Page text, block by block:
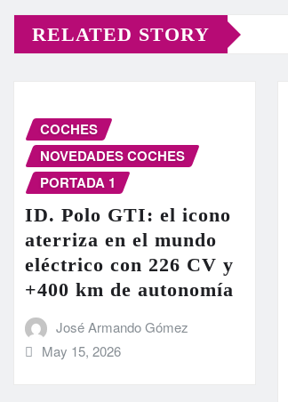
RELATED STORY
COCHES
NOVEDADES COCHES
PORTADA 1
ID. Polo GTI: el icono
aterriza en el mundo
eléctrico con 226 CV y
+400 km de autonomía
José Armando Gómez
May 15, 2026